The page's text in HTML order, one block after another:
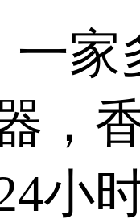
一家
，
小